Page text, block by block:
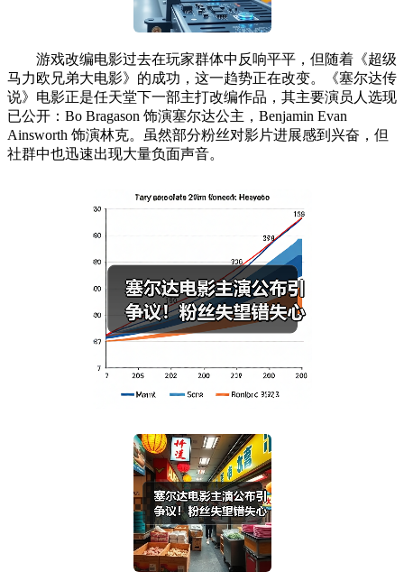
游戏改编电影过去在玩家群体中反响平平，但随着《超级
马力欧兄弟大电影》的成功，这一趋势正在改变。《塞尔达传
说》电影正是任天堂下一部主打改编作品，其主要演员人选现
已公开：Bo Bragason 饰演塞尔达公主，Benjamin Evan
Ainsworth 饰演林克。虽然部分粉丝对影片进展感到兴奋，但
社群中也迅速出现大量负面声音。